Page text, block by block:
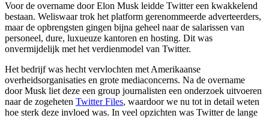
Voor de overname door Elon Musk leidde Twitter een kwakkelend
bestaan. Weliswaar trok het platform gerenommeerde adverteerders,
maar de opbrengsten gingen bijna geheel naar de salarissen van
personeel, dure, luxueuze kantoren en hosting. Dit was
onvermijdelijk met het verdienmodel van Twitter.
Het bedrijf was hecht vervlochten met Amerikaanse
overheidsorganisaties en grote mediaconcerns. Na de overname
door Musk liet deze een group journalisten een onderzoek uitvoeren
naar de zogeheten Twitter Files, waardoor we nu tot in detail weten
hoe sterk deze invloed was. In veel opzichten was Twitter de lange